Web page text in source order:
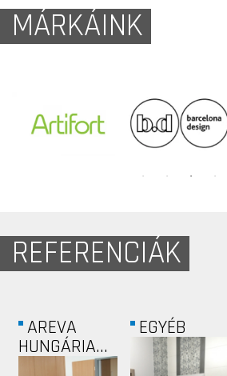
MÁRKÁINK
REFERENCIÁK
MAGÁNVILLA VIRÁNYOS...